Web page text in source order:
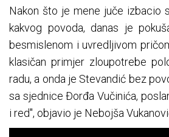
Nakon što je mene juče izbacio
kakvog povoda, danas je
besmislenom i uvredljivom
klasičan primjer zloupotrebe
radu, a onda je Stevandić bez
sa sjednice Đorđa Vučinića,
i red", objavio je Nebojša